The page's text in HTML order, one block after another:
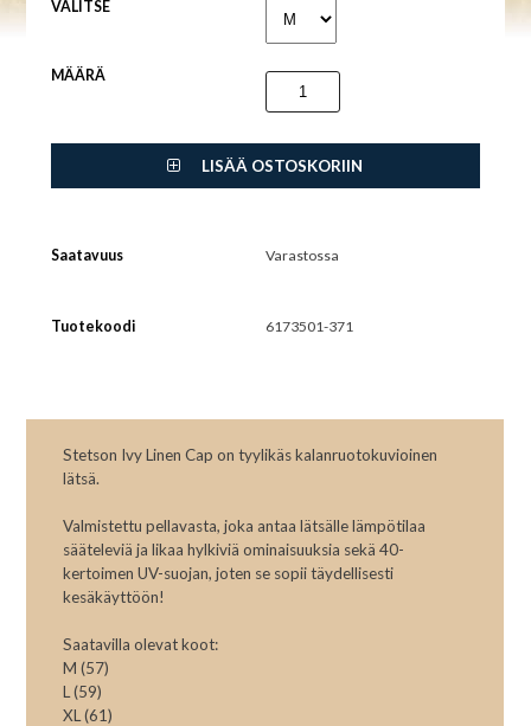
VALITSE
MÄÄRÄ
LISÄÄ OSTOSKORIIN
Saatavuus Varastossa
Tuotekoodi 6173501-371
Stetson Ivy Linen Cap on tyylikäs kalanruotokuvioinen
lätsä.
Valmistettu pellavasta, joka antaa lätsälle lämpötilaa
sääteleviä ja likaa hylkiviä ominaisuuksia sekä 40-
kertoimen UV-suojan, joten se sopii täydellisesti
kesäkäyttöön!
Saatavilla olevat koot:
M (57)
L (59)
XL (61)